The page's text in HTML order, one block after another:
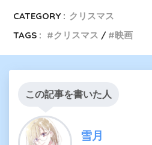
CATEGORY : クリスマス
TAGS :
クリスマス 映画
この記事を書いた人
雪月